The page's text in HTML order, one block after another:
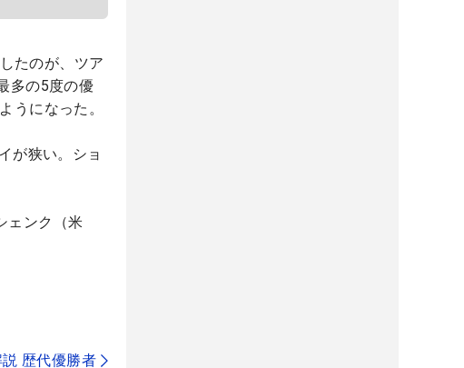
たのが、ツア
多の5度の優
うになった。
が狭い。ショ
ェンク（米
歴代優勝者